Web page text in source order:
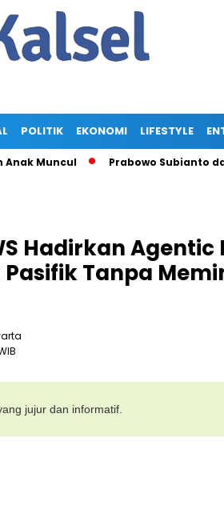
POLITIK EKONOMI LIFESTYLE
Muncul Prabowo Subianto dan
Hadirkan Agentic
Pasifik Tanpa
jujur dan informatif.